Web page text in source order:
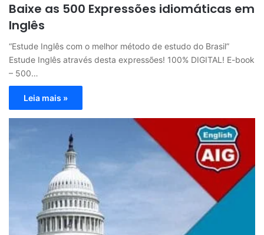
Baixe as 500 Expressões idiomáticas em
Inglês
“Estude Inglês com o melhor método de estudo do Brasil”
Estude Inglês através desta expressões! 100% DIGITAL! E-book
– 500…
Leia mais »